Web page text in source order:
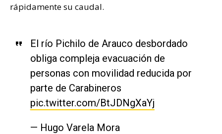
rápidamente su caudal.
El río Pichilo de Arauco desbordado
obliga compleja evacuación de
personas con movilidad reducida por
parte de Carabineros
pic.twitter.com/BtJDNgXaYj
— Hugo Varela Mora